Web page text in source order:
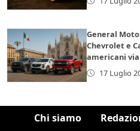
General
Chevrolet e
americani via
17 Luglio
Chi siamo